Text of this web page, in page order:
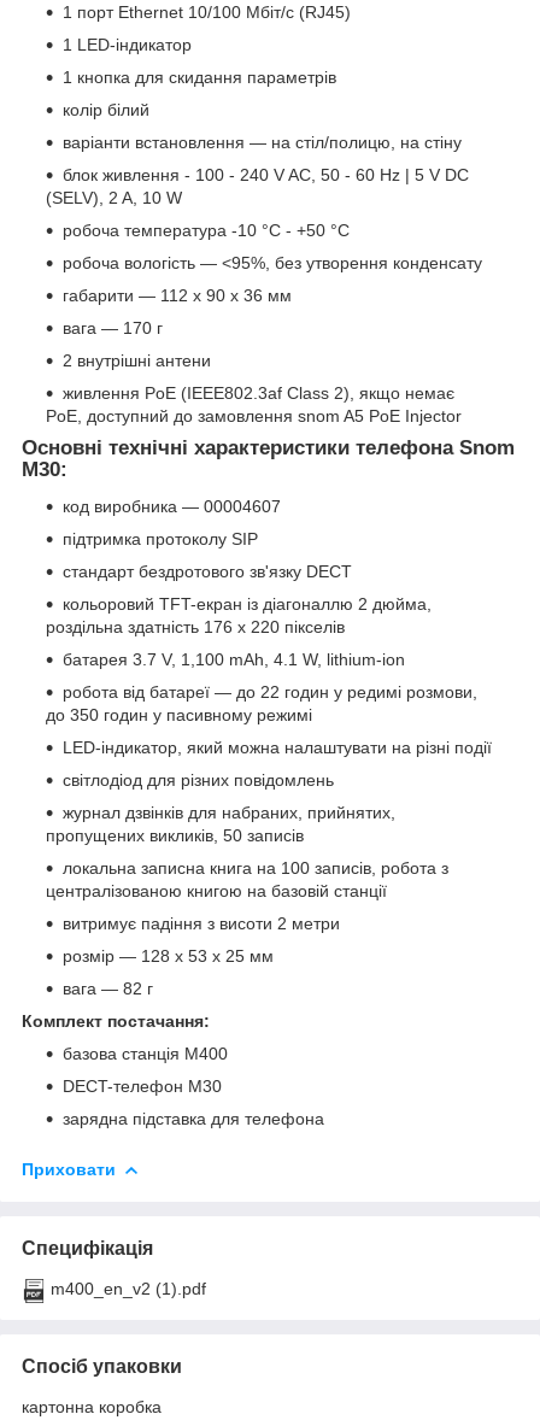
1 порт Ethernet 10/100 Мбіт/с (RJ45)
1 LED-індикатор
1 кнопка для скидання параметрів
колір білий
варіанти встановлення — на стіл/полицю, на стіну
блок живлення - 100 - 240 V AC, 50 - 60 Hz | 5 V DC
(SELV), 2 A, 10 W
робоча температура -10 °C - +50 °C
робоча вологість — <95%, без утворення конденсату
габарити — 112 х 90 х 36 мм
вага — 170 г
2 внутрішні антени
живлення PoE (IEEE802.3af Class 2), якщо немає
PoE, доступний до замовлення snom A5 PoE Injector
Основні технічні характеристики телефона Snom
M30:
код виробника — 00004607
підтримка протоколу SIP
стандарт бездротового зв'язку DECT
кольоровий TFT-екран із діагоналлю 2 дюйма,
роздільна здатність 176 х 220 пікселів
батарея 3.7 V, 1,100 mAh, 4.1 W, lithium-ion
робота від батареї — до 22 годин у редимі розмови,
до 350 годин у пасивному режимі
LED-індикатор, який можна налаштувати на різні події
світлодіод для різних повідомлень
журнал дзвінків для набраних, прийнятих,
пропущених викликів, 50 записів
локальна записна книга на 100 записів, робота з
централізованою книгою на базовій станції
витримує падіння з висоти 2 метри
розмір — 128 х 53 х 25 мм
вага — 82 г
Комплект постачання:
базова станція M400
DECT-телефон M30
зарядна підставка для телефона
Приховати
Специфікація
m400_en_v2 (1).pdf
Спосіб упаковки
картонна коробка